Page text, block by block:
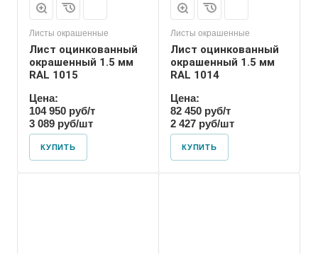
Листы окрашенные
Лист оцинкованный
окрашенный 1.5 мм
RAL 1015
Цена:
104 950 руб/т
3 089 руб/шт
КУПИТЬ
Листы окрашенные
Лист оцинкованный
окрашенный 1.5 мм
RAL 1014
Цена:
82 450 руб/т
2 427 руб/шт
КУПИТЬ